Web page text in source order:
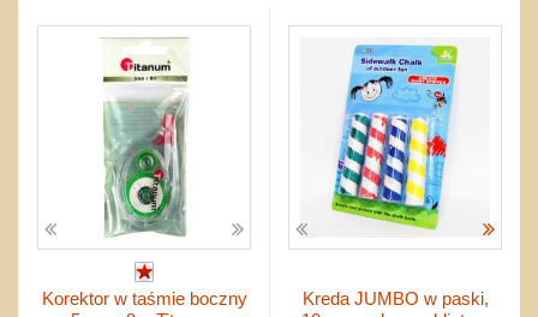
Okolicznościowe i świąteczne
Dźwiekowe
Bajkowe
Karuzelki
Maty do zabawy
Do rozkręcania
Pojazdy
Mebelki
do siatkówki
do koszykówki
Nowości
Wyprzedaż
Promocje
Zakupy hurtowe
Koszty przesyłki
Regulamin
Korektor w taśmie boczny
Kreda JUMBO w paski,